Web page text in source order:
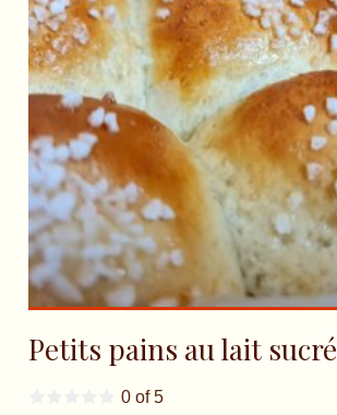
Petits pains au lait sucré
0 of 5